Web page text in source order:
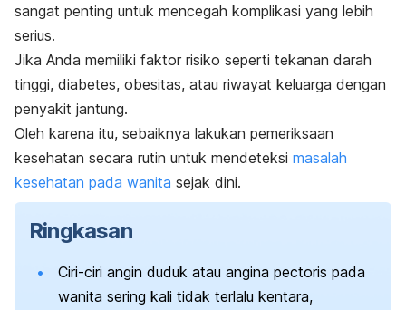
sangat penting untuk mencegah komplikasi yang lebih
serius.
Jika Anda memiliki faktor risiko seperti tekanan darah
tinggi, diabetes, obesitas, atau riwayat keluarga dengan
penyakit jantung.
Oleh karena itu, sebaiknya lakukan pemeriksaan
kesehatan secara rutin untuk mendeteksi masalah
kesehatan pada wanita sejak dini.
Ringkasan
Ciri-ciri angin duduk atau angina pectoris pada
wanita sering kali tidak terlalu kentara,